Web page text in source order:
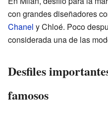
con grandes diseñadores
Chanel y Chloé. Poco
considerada una de las
Desfiles
famosos